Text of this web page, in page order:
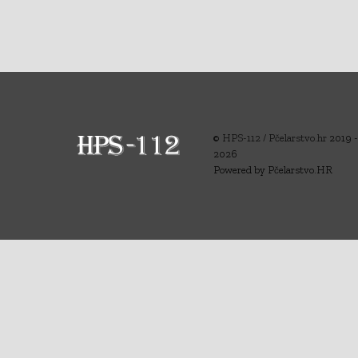
© HPS-112 / Pčelarstvo.hr 2019 -
2026
Powered by Pčelarstvo.HR